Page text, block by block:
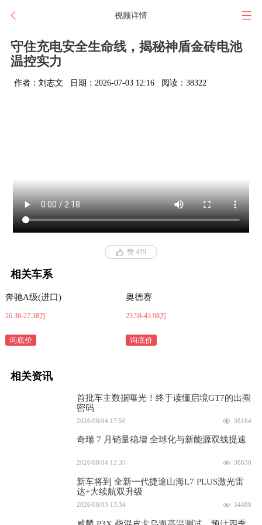
视频详情
守住充电安全生命线，揭秘神盾金砖电池
温控实力
作者：刘志文 日期：2026-07-03 12:16 阅读：38322
赞 419
相关车系
奔驰A级(进口)
26.38-27.38万
询底价
奥德赛
23.58-43.98万
询底价
相关资讯
首批车主数据曝光！终于读懂启境GT7的出圈
密码
2026/08/04 17:50 38164
奇瑞 7 月销量稳增 全球化与新能源双线提速
2026/08/04 12:35 38638
新车将到 全新一代捷途山海L7 PLUS激光雷
达+大续航双升级
2026/08/03 13:34 34488